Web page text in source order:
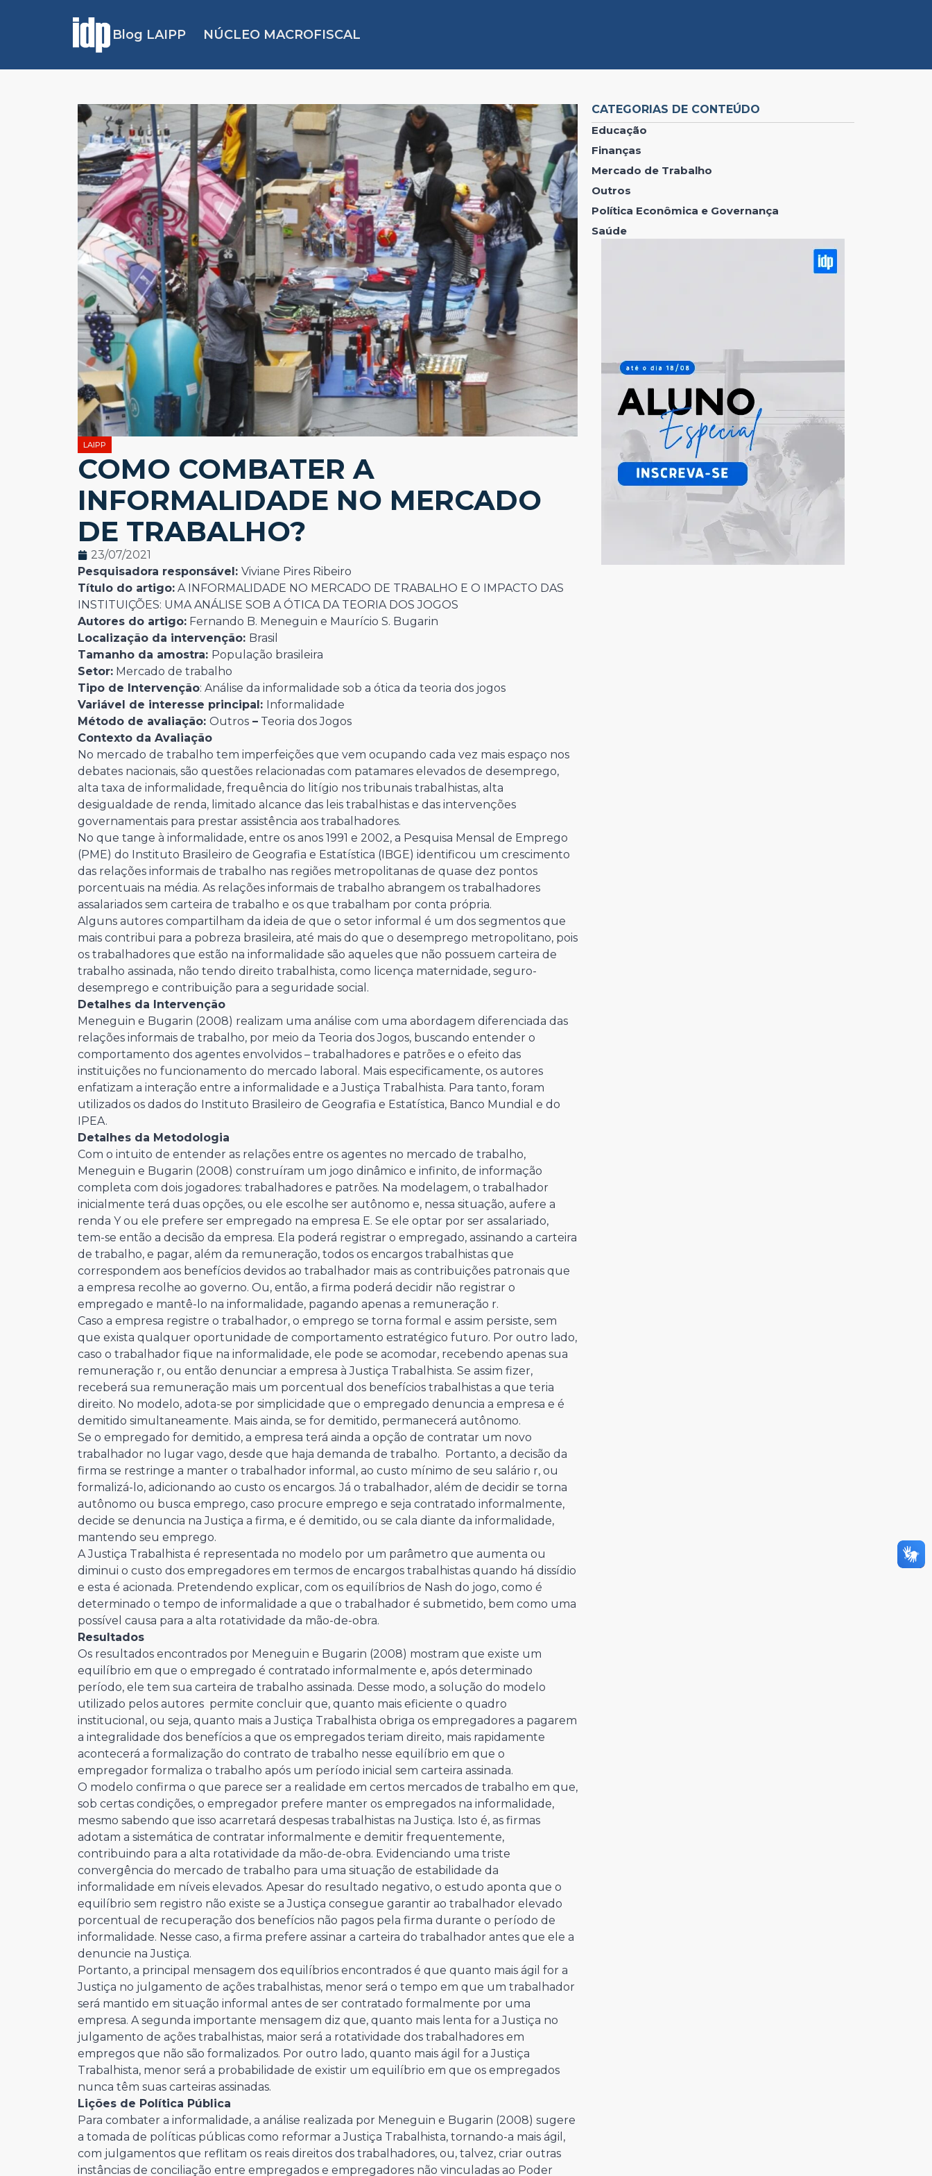
Blog LAIPP NÚCLEO MACROFISCAL
LAIPP
COMO COMBATER A
INFORMALIDADE NO MERCADO
DE TRABALHO?
23/07/2021
Pesquisadora responsável: Viviane Pires Ribeiro
Título do artigo: A INFORMALIDADE NO MERCADO DE TRABALHO E O IMPACTO DAS
INSTITUIÇÕES: UMA ANÁLISE SOB A ÓTICA DA TEORIA DOS JOGOS
Autores do artigo: Fernando B. Meneguin e Maurício S. Bugarin
Localização da intervenção: Brasil
Tamanho da amostra: População brasileira
Setor: Mercado de trabalho
Tipo de Intervenção: Análise da informalidade sob a ótica da teoria dos jogos
Variável de interesse principal: Informalidade
Método de avaliação: Outros – Teoria dos Jogos
Contexto da Avaliação
No mercado de trabalho tem imperfeições que vem ocupando cada vez mais espaço nos
debates nacionais, são questões relacionadas com patamares elevados de desemprego,
alta taxa de informalidade, frequência do litígio nos tribunais trabalhistas, alta
desigualdade de renda, limitado alcance das leis trabalhistas e das intervenções
governamentais para prestar assistência aos trabalhadores.
No que tange à informalidade, entre os anos 1991 e 2002, a Pesquisa Mensal de Emprego
(PME) do Instituto Brasileiro de Geografia e Estatística (IBGE) identificou um crescimento
das relações informais de trabalho nas regiões metropolitanas de quase dez pontos
porcentuais na média. As relações informais de trabalho abrangem os trabalhadores
assalariados sem carteira de trabalho e os que trabalham por conta própria.
Alguns autores compartilham da ideia de que o setor informal é um dos segmentos que
mais contribui para a pobreza brasileira, até mais do que o desemprego metropolitano, pois
os trabalhadores que estão na informalidade são aqueles que não possuem carteira de
trabalho assinada, não tendo direito trabalhista, como licença maternidade, seguro-
desemprego e contribuição para a seguridade social.
Detalhes da Intervenção
Meneguin e Bugarin (2008) realizam uma análise com uma abordagem diferenciada das
relações informais de trabalho, por meio da Teoria dos Jogos, buscando entender o
comportamento dos agentes envolvidos – trabalhadores e patrões e o efeito das
instituições no funcionamento do mercado laboral. Mais especificamente, os autores
enfatizam a interação entre a informalidade e a Justiça Trabalhista. Para tanto, foram
utilizados os dados do Instituto Brasileiro de Geografia e Estatística, Banco Mundial e do
IPEA.
Detalhes da Metodologia
Com o intuito de entender as relações entre os agentes no mercado de trabalho,
Meneguin e Bugarin (2008) construíram um jogo dinâmico e infinito, de informação
completa com dois jogadores: trabalhadores e patrões. Na modelagem, o trabalhador
inicialmente terá duas opções, ou ele escolhe ser autônomo e, nessa situação, aufere a
renda Y ou ele prefere ser empregado na empresa E. Se ele optar por ser assalariado,
tem-se então a decisão da empresa. Ela poderá registrar o empregado, assinando a carteira
de trabalho, e pagar, além da remuneração, todos os encargos trabalhistas que
correspondem aos benefícios devidos ao trabalhador mais as contribuições patronais que
a empresa recolhe ao governo. Ou, então, a firma poderá decidir não registrar o
empregado e mantê-lo na informalidade, pagando apenas a remuneração r.
Caso a empresa registre o trabalhador, o emprego se torna formal e assim persiste, sem
que exista qualquer oportunidade de comportamento estratégico futuro. Por outro lado,
caso o trabalhador fique na informalidade, ele pode se acomodar, recebendo apenas sua
remuneração r, ou então denunciar a empresa à Justiça Trabalhista. Se assim fizer,
receberá sua remuneração mais um porcentual dos benefícios trabalhistas a que teria
direito. No modelo, adota-se por simplicidade que o empregado denuncia a empresa e é
demitido simultaneamente. Mais ainda, se for demitido, permanecerá autônomo.
Se o empregado for demitido, a empresa terá ainda a opção de contratar um novo
trabalhador no lugar vago, desde que haja demanda de trabalho. Portanto, a decisão da
firma se restringe a manter o trabalhador informal, ao custo mínimo de seu salário r, ou
formalizá-lo, adicionando ao custo os encargos. Já o trabalhador, além de decidir se torna
autônomo ou busca emprego, caso procure emprego e seja contratado informalmente,
decide se denuncia na Justiça a firma, e é demitido, ou se cala diante da informalidade,
mantendo seu emprego.
A Justiça Trabalhista é representada no modelo por um parâmetro que aumenta ou
diminui o custo dos empregadores em termos de encargos trabalhistas quando há dissídio
e esta é acionada. Pretendendo explicar, com os equilíbrios de Nash do jogo, como é
determinado o tempo de informalidade a que o trabalhador é submetido, bem como uma
possível causa para a alta rotatividade da mão-de-obra.
Resultados
Os resultados encontrados por Meneguin e Bugarin (2008) mostram que existe um
equilíbrio em que o empregado é contratado informalmente e, após determinado
período, ele tem sua carteira de trabalho assinada. Desse modo, a solução do modelo
utilizado pelos autores permite concluir que, quanto mais eficiente o quadro
institucional, ou seja, quanto mais a Justiça Trabalhista obriga os empregadores a pagarem
a integralidade dos benefícios a que os empregados teriam direito, mais rapidamente
acontecerá a formalização do contrato de trabalho nesse equilíbrio em que o
empregador formaliza o trabalho após um período inicial sem carteira assinada.
O modelo confirma o que parece ser a realidade em certos mercados de trabalho em que,
sob certas condições, o empregador prefere manter os empregados na informalidade,
mesmo sabendo que isso acarretará despesas trabalhistas na Justiça. Isto é, as firmas
adotam a sistemática de contratar informalmente e demitir frequentemente,
contribuindo para a alta rotatividade da mão-de-obra. Evidenciando uma triste
convergência do mercado de trabalho para uma situação de estabilidade da
informalidade em níveis elevados. Apesar do resultado negativo, o estudo aponta que o
equilíbrio sem registro não existe se a Justiça consegue garantir ao trabalhador elevado
porcentual de recuperação dos benefícios não pagos pela firma durante o período de
informalidade. Nesse caso, a firma prefere assinar a carteira do trabalhador antes que ele a
denuncie na Justiça.
Portanto, a principal mensagem dos equilíbrios encontrados é que quanto mais ágil for a
Justiça no julgamento de ações trabalhistas, menor será o tempo em que um trabalhador
será mantido em situação informal antes de ser contratado formalmente por uma
empresa. A segunda importante mensagem diz que, quanto mais lenta for a Justiça no
julgamento de ações trabalhistas, maior será a rotatividade dos trabalhadores em
empregos que não são formalizados. Por outro lado, quanto mais ágil for a Justiça
Trabalhista, menor será a probabilidade de existir um equilíbrio em que os empregados
nunca têm suas carteiras assinadas.
Lições de Política Pública
Para combater a informalidade, a análise realizada por Meneguin e Bugarin (2008) sugere
a tomada de políticas públicas como reformar a Justiça Trabalhista, tornando-a mais ágil,
com julgamentos que reflitam os reais direitos dos trabalhadores, ou, talvez, criar outras
instâncias de conciliação entre empregados e empregadores não vinculadas ao Poder
CATEGORIAS DE CONTEÚDO
Educação
Finanças
Mercado de Trabalho
Outros
Política Econômica e Governança
Saúde